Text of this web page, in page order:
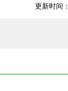
更新时间